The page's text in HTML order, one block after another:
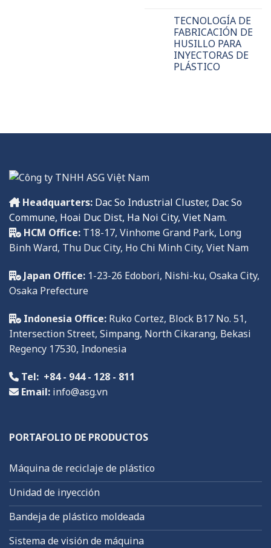
TECNOLOGÍA DE
FABRICACIÓN DE
HUSILLO PARA
INYECTORAS DE
PLÁSTICO
Headquarters: Dac So Industrial Cluster, Dac So
Commune, Hoai Duc Dist, Ha Noi City, Viet Nam.
HCM Office: T18-17, Vinhome Grand Park, Long
Binh Ward, Thu Duc City, Ho Chi Minh City, Viet Nam
Japan Office: 1-23-26 Edobori, Nishi-ku, Osaka City,
Osaka Prefecture
Indonesia Office: Ruko Cortez, Block B17 No. 51,
Intersection Street, Simpang, North Cikarang, Bekasi
Regency 17530, Indonesia
Tel: +84 - 944 - 128 - 811
Email: info@asg.vn
PORTAFOLIO DE PRODUCTOS
Máquina de reciclaje de plástico
Unidad de inyección
Bandeja de plástico moldeada
Sistema de visión de máquina